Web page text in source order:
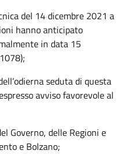
del 14 dicembre 2021 a
hanno anticipato
in data 15
seduta di questa
avviso favorevole al
Governo, delle Regioni e
e Bolzano;